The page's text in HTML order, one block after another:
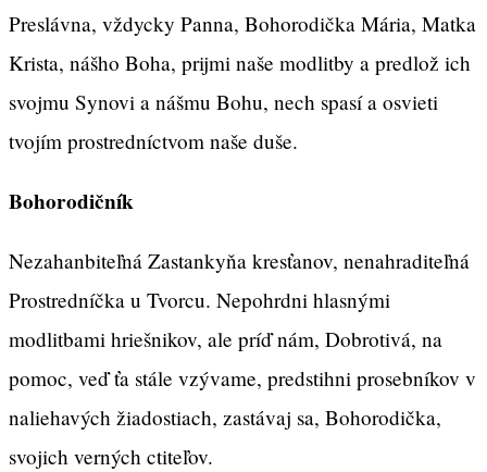
Preslávna, vždycky Panna, Bohorodička Mária, Matka
Krista, nášho Boha, prijmi naše modlitby a predlož ich
svojmu Synovi a nášmu Bohu, nech spasí a osvieti
tvojím prostredníctvom naše duše.
Bohorodičník
Nezahanbiteľná Zastankyňa kresťanov, nenahraditeľná
Prostredníčka u Tvorcu. Nepohrdni hlasnými
modlitbami hriešnikov, ale príď nám, Dobrotivá, na
pomoc, veď ťa stále vzývame, predstihni prosebníkov v
naliehavých žiadostiach, zastávaj sa, Bohorodička,
svojich verných ctiteľov.